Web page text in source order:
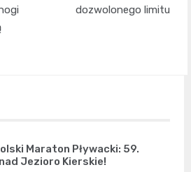
dozwolonego limitu
Maraton Pływacki: 59.
Jezioro Kierskie!